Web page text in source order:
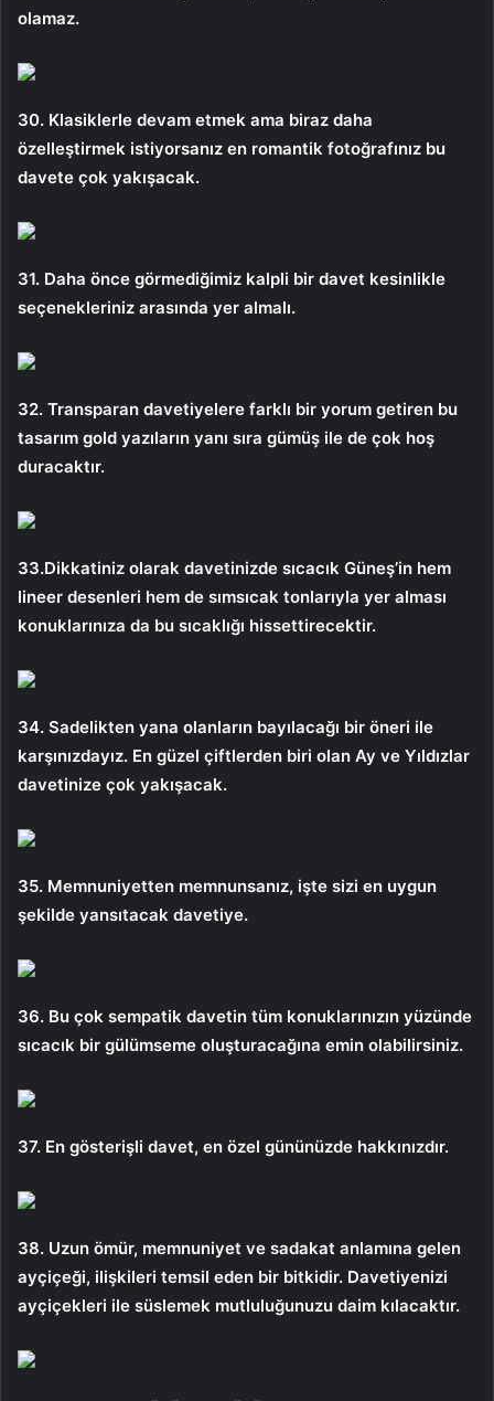
olamaz.
30. Klasiklerle devam etmek ama biraz daha
özelleştirmek istiyorsanız en romantik fotoğrafınız bu
davete çok yakışacak.
31. Daha önce görmediğimiz kalpli bir davet kesinlikle
seçenekleriniz arasında yer almalı.
32. Transparan davetiyelere farklı bir yorum getiren bu
tasarım gold yazıların yanı sıra gümüş ile de çok hoş
duracaktır.
33.Dikkatiniz olarak davetinizde sıcacık Güneş’in hem
lineer desenleri hem de sımsıcak tonlarıyla yer alması
konuklarınıza da bu sıcaklığı hissettirecektir.
34. Sadelikten yana olanların bayılacağı bir öneri ile
karşınızdayız. En güzel çiftlerden biri olan Ay ve Yıldızlar
davetinize çok yakışacak.
35. Memnuniyetten memnunsanız, işte sizi en uygun
şekilde yansıtacak davetiye.
36. Bu çok sempatik davetin tüm konuklarınızın yüzünde
sıcacık bir gülümseme oluşturacağına emin olabilirsiniz.
37. En gösterişli davet, en özel gününüzde hakkınızdır.
38. Uzun ömür, memnuniyet ve sadakat anlamına gelen
ayçiçeği, ilişkileri temsil eden bir bitkidir. Davetiyenizi
ayçiçekleri ile süslemek mutluluğunuzu daim kılacaktır.